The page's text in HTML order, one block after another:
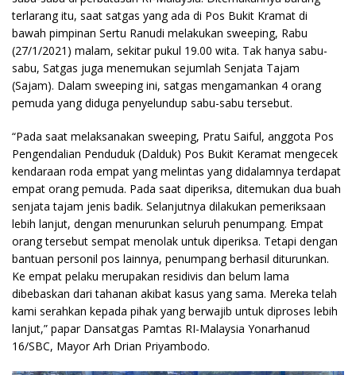
terlarang itu, saat satgas yang ada di Pos Bukit Kramat di
bawah pimpinan Sertu Ranudi melakukan sweeping, Rabu
(27/1/2021) malam, sekitar pukul 19.00 wita. Tak hanya sabu-
sabu, Satgas juga menemukan sejumlah Senjata Tajam
(Sajam). Dalam sweeping ini, satgas mengamankan 4 orang
pemuda yang diduga penyelundup sabu-sabu tersebut.
“Pada saat melaksanakan sweeping, Pratu Saiful, anggota Pos
Pengendalian Penduduk (Dalduk) Pos Bukit Keramat mengecek
kendaraan roda empat yang melintas yang didalamnya terdapat
empat orang pemuda. Pada saat diperiksa, ditemukan dua buah
senjata tajam jenis badik. Selanjutnya dilakukan pemeriksaan
lebih lanjut, dengan menurunkan seluruh penumpang. Empat
orang tersebut sempat menolak untuk diperiksa. Tetapi dengan
bantuan personil pos lainnya, penumpang berhasil diturunkan.
Ke empat pelaku merupakan residivis dan belum lama
dibebaskan dari tahanan akibat kasus yang sama. Mereka telah
kami serahkan kepada pihak yang berwajib untuk diproses lebih
lanjut,” papar Dansatgas Pamtas RI-Malaysia Yonarhanud
16/SBC, Mayor Arh Drian Priyambodo.